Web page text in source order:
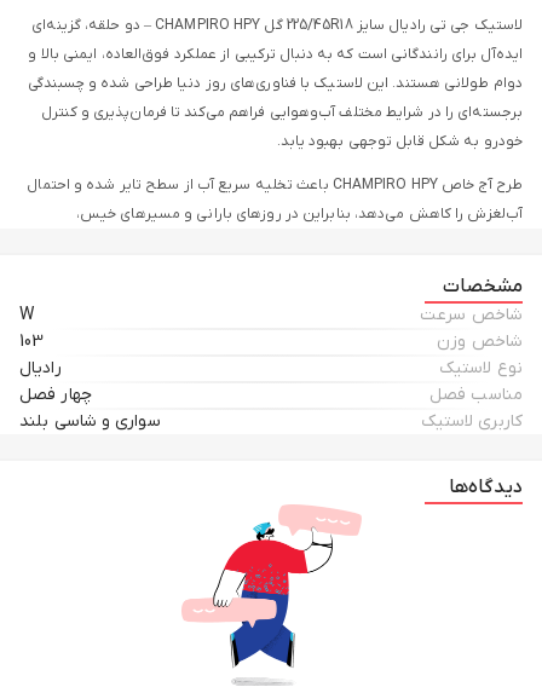
لاستیک جی تی رادیال سایز 225/45R18 گل CHAMPIRO HPY – دو حلقه، گزینه‌ای
ایده‌آل برای رانندگانی است که به دنبال ترکیبی از عملکرد فوق‌العاده، ایمنی بالا و
دوام طولانی هستند. این لاستیک با فناوری‌های روز دنیا طراحی شده و چسبندگی
برجسته‌ای را در شرایط مختلف آب‌وهوایی فراهم می‌کند تا فرمان‌پذیری و کنترل
خودرو به شکل قابل توجهی بهبود یابد.
طرح آج خاص CHAMPIRO HPY باعث تخلیه سریع آب از سطح تایر شده و احتمال
آب‌لغزش را کاهش می‌دهد، بنابراین در روزهای بارانی و مسیرهای خیس،
سایز 225/45R18 این لاستیک‌ها مناسب خودروهای لوکس و اسپرت است و علاوه
بر کارایی بالا، ظاهر خودرو را نیز جذاب‌تر می‌کند. تولید صدای کم هنگام حرکت،
آرامش بیشتری حین رانندگی فراهم کرده و تجربه رانندگی لذت‌بخش‌تری را رقم
می‌زند.
تعویض جفت لاستیک‌های خودرو به شمار می‌رود. اگر به دنبال لاستیکی باکیفیت
مشخصات
شاخص سرعت
W
شاخص وزن
103
نوع لاستیک
رادیال
مناسب فصل
چهار فصل
کاربری لاستیک
سواری و شاسی بلند
دیدگاه‌ها